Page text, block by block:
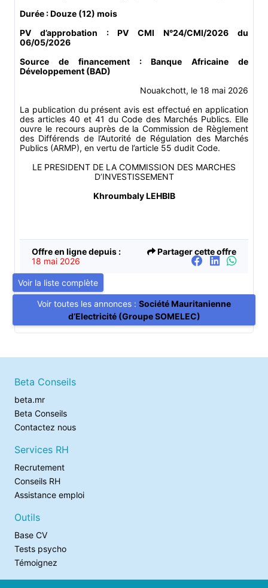
Durée : Douze (12) mois
PV d’approbation : PV CMI N°24/CMI/2026 du
06/05/2026
Source de financement : Banque Africaine de
Développement (BAD)
Nouakchott, le 18 mai 2026
La publication du présent avis est effectué en application
des articles 40 et 41 du Code des Marchés Publics. Elle
ouvre le recours auprès de la Commission de Règlement
des Différends de l’Autorité de Régulation des Marchés
Publics (ARMP), en vertu de l’article 55 dudit Code.
LE PRESIDENT DE LA COMMISSION DES MARCHES
D’INVESTISSEMENT
Khroumbaly LEHBIB
Offre en ligne depuis :
18 mai 2026
Partager cette offre
Voir la liste complète
Voir toutes les annonces : Société Mauritanienne
d’Electricité (Groupe SOMELEC)
Beta Conseils
beta.mr
Beta Conseils
Contactez nous
Services RH
Recrutement
Conseils RH
Assistance emploi
Outils
Base CV
Tests psycho
Témoignez